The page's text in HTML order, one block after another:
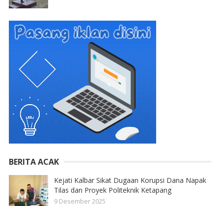
BERITA ACAK
Kejati Kalbar Sikat Dugaan Korupsi Dana Napak
Tilas dan Proyek Politeknik Ketapang
9 Desember 2025